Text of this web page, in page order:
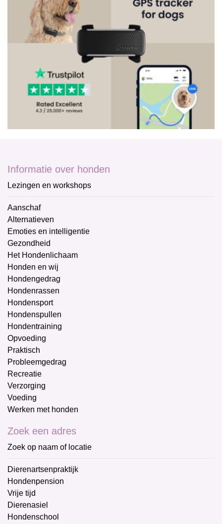
Informatie over honden
Lezingen en workshops
Aanschaf
Alternatieven
Emoties en intelligentie
Gezondheid
Het Hondenlichaam
Honden en wij
Hondengedrag
Hondenrassen
Hondensport
Hondenspullen
Hondentraining
Opvoeding
Praktisch
Probleemgedrag
Recreatie
Verzorging
Voeding
Werken met honden
Zoek een adres
Zoek op naam of locatie
Dierenartsenpraktijk
Hondenpension
Vrije tijd
Dierenasiel
Hondenschool